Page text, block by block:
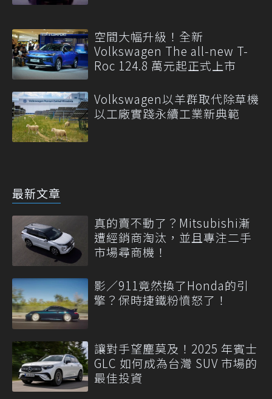
空間大幅升級！全新
Volkswagen The all-new T-
Roc 124.8 萬元起正式上市
Volkswagen以羊群取代除草機
以工廠實踐永續工業新典範
最新文章
真的賣不動了？Mitsubishi漸
遭經銷商淘汰，並且專注二手
市場尋商機！
影／911竟然換了Honda的引
擎？保時捷鐵粉憤怒了！
讓對手望塵莫及！2025 年賓士
GLC 如何成為台灣 SUV 市場的
最佳投資